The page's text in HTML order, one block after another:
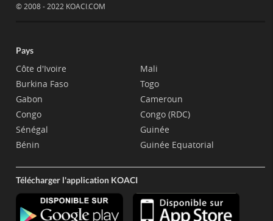
© 2008 - 2022 KOACI.COM
Pays
Côte d'Ivoire
Burkina Faso
Gabon
Congo
Sénégal
Bénin
Mali
Togo
Cameroun
Congo (RDC)
Guinée
Guinée Equatorial
Télécharger l'application KOACI